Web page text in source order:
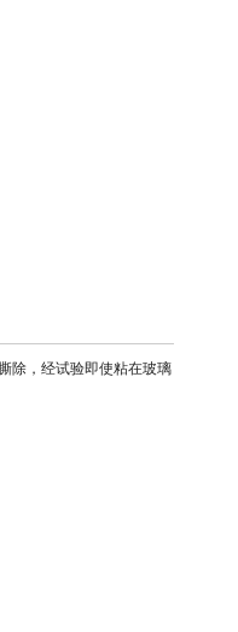
除，经试验即使粘在玻璃